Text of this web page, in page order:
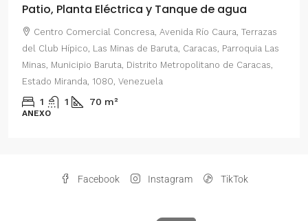
Patio, Planta Eléctrica y Tanque de agua
Centro Comercial Concresa, Avenida Río Caura, Terrazas
del Club Hípico, Las Minas de Baruta, Caracas, Parroquia Las
Minas, Municipio Baruta, Distrito Metropolitano de Caracas,
Estado Miranda, 1080, Venezuela
1 1 70 m²
ANEXO
Facebook Instagram TikTok